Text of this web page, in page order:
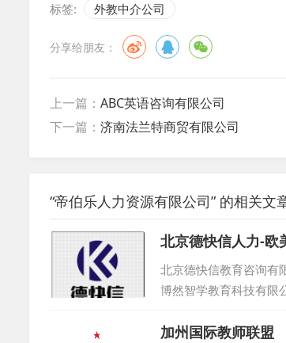
标签: 外教中介公司
分享给朋友：
上一篇： ABC英语咨询有限公司
下一篇： 济南法兰特商贸有限公司
“帝伯乐人力资源有限公司” 的相关文
北京德快信人力-欧
北京德快信教育咨询有
博然智学教育科技有限
信教育咨询有限公司。
业的服务团队，为广大
加州国际教师联盟